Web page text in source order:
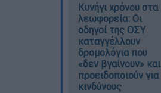
Κυνήγι χρόνου στα
λεωφορεία: Οι
οδηγοί της ΟΣΥ
καταγγέλλουν
δρομολόγια που
«δεν βγαίνουν» και
προειδοποιούν για
κινδύνους